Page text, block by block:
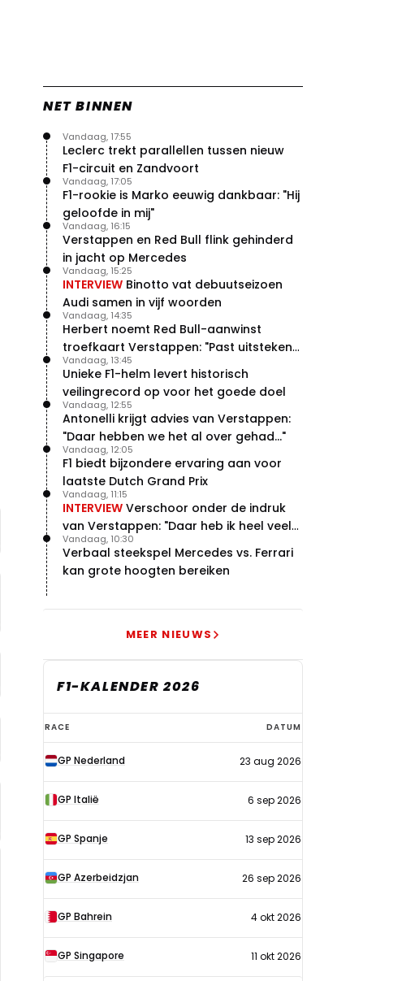
NET BINNEN
Leclerc trekt parallellen tussen nieuw
F1-circuit en Zandvoort
Vandaag, 17:55
F1-rookie is Marko eeuwig dankbaar: "Hij
geloofde in mij"
Vandaag, 17:05
Verstappen en Red Bull flink gehinderd
in jacht op Mercedes
Vandaag, 16:15
INTERVIEW Binotto vat debuutseizoen
Audi samen in vijf woorden
Vandaag, 15:25
Herbert noemt Red Bull-aanwinst
troefkaart Verstappen: "Past uitstekend
bij Red Bull"
Vandaag, 14:35
Unieke F1-helm levert historisch
veilingrecord op voor het goede doel
Vandaag, 13:45
Antonelli krijgt advies van Verstappen:
"Daar hebben we het al over gehad..."
Vandaag, 12:55
F1 biedt bijzondere ervaring aan voor
laatste Dutch Grand Prix
Vandaag, 12:05
INTERVIEW Verschoor onder de indruk
van Verstappen: "Daar heb ik heel veel
respect voor"
Vandaag, 11:15
Verbaal steekspel Mercedes vs. Ferrari
kan grote hoogten bereiken
Vandaag, 10:30
MEER NIEUWS
F1-KALENDER 2026
F1-
kalender
2026
RACE DATUM
GP Nederland 23 aug 2026
GP Italië 6 sep 2026
GP Spanje 13 sep 2026
GP Azerbeidzjan 26 sep 2026
GP Bahrein 4 okt 2026
GP Singapore 11 okt 2026